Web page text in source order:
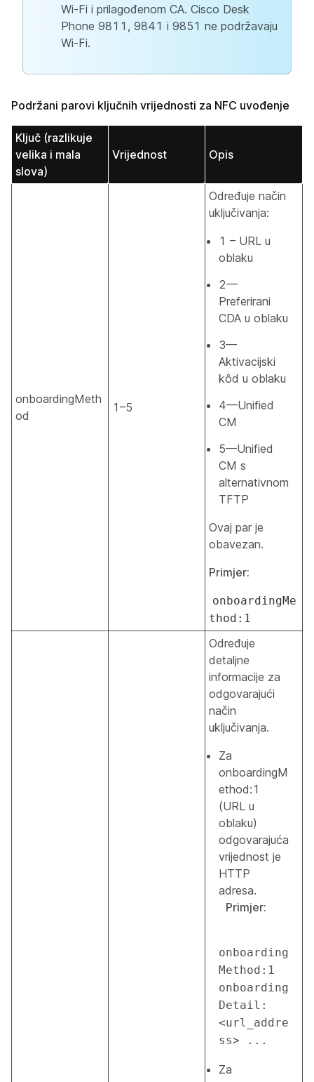
Wi-Fi i prilagođenom CA. Cisco Desk
Phone 9811, 9841 i 9851 ne podržavaju
Wi-Fi.
Podržani parovi ključnih vrijednosti za NFC uvođenje
Ključ (razlikuje
velika i mala
slova)
Vrijednost Opis
onboardingMeth
od
1–5
Određuje način
uključivanja:
1 – URL u
oblaku
2—
Preferirani
CDA u oblaku
3—
Aktivacijski
kôd u oblaku
4—Unified
CM
5—Unified
CM s
alternativnom
TFTP
Ovaj par je
obavezan.
Primjer:
onboardingMe
thod:1
Određuje
detaljne
informacije za
odgovarajući
način
uključivanja.
Za
onboardingM
ethod:1
(URL u
oblaku)
odgovarajuća
vrijednost je
HTTP
adresa.
Primjer:
onboarding
Method:1
onboarding
Detail:
<url_addre
ss> ...
Za